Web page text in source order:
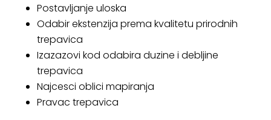
Postavljanje uloska
Odabir ekstenzija prema kvalitetu prirodnih
trepavica
Izazazovi kod odabira duzine i debljine
trepavica
Najcesci oblici mapiranja
Pravac trepavica